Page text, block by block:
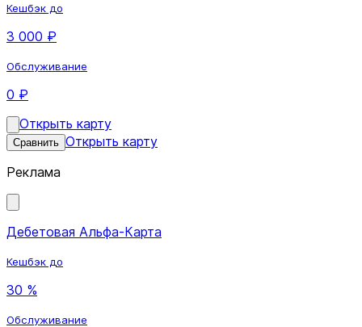
Кешбэк до
3 000 ₽
Обслуживание
0 ₽
Открыть карту
Сравнить Открыть карту
Реклама
Дебетовая Альфа-Карта
Кешбэк до
30 %
Обслуживание